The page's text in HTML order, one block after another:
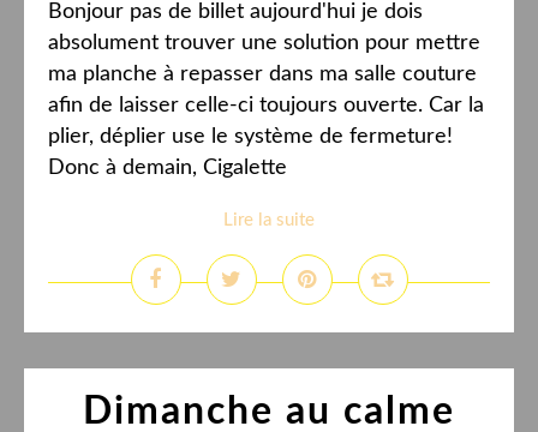
Bonjour pas de billet aujourd'hui je dois
absolument trouver une solution pour mettre
ma planche à repasser dans ma salle couture
afin de laisser celle-ci toujours ouverte. Car la
plier, déplier use le système de fermeture!
Donc à demain, Cigalette
Lire la suite
Dimanche au calme